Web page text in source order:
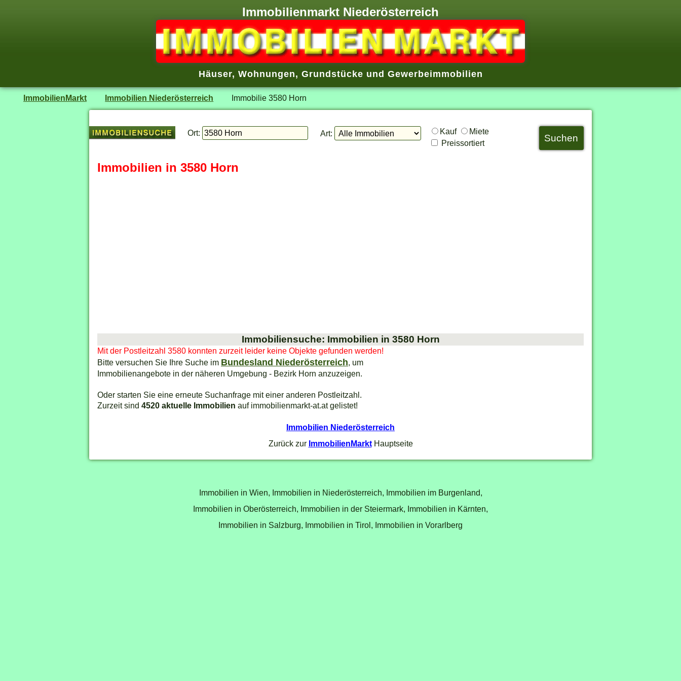
Immobilienmarkt Niederösterreich
Häuser, Wohnungen, Grundstücke und Gewerbeimmobilien
ImmobilienMarkt Immobilien Niederösterreich Immobilie 3580 Horn
Ort: Art: Kauf
Miete
Preissortiert
Immobilien in 3580 Horn
Immobiliensuche: Immobilien in 3580 Horn
Mit der Postleitzahl 3580 konnten zurzeit leider keine Objekte gefunden werden!
Bitte versuchen Sie Ihre Suche im Bundesland Niederösterreich, um
Immobilienangebote in der näheren Umgebung - Bezirk Horn anzuzeigen.
Oder starten Sie eine erneute Suchanfrage mit einer anderen Postleitzahl.
Zurzeit sind 4520 aktuelle Immobilien auf immobilienmarkt-at.at gelistet!
Immobilien Niederösterreich
Zurück zur ImmobilienMarktHauptseite
Immobilien in Wien, Immobilien in Niederösterreich, Immobilien im Burgenland,
Immobilien in Oberösterreich, Immobilien in der Steiermark, Immobilien in Kärnten,
Immobilien in Salzburg, Immobilien in Tirol, Immobilien in Vorarlberg